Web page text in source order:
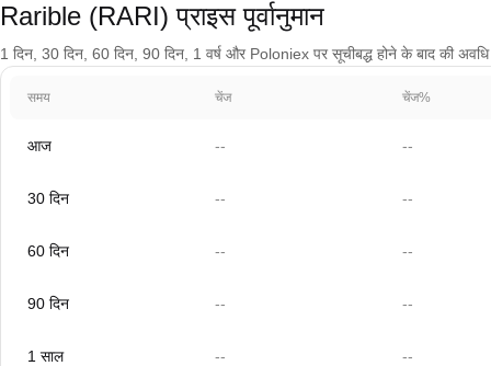
Rarible (RARI) प्राइस पूर्वानुमान
1 दिन, 30 दिन, 60 दिन, 90 दिन, 1 वर्ष और Poloniex पर सूचीबद्ध होने के बाद की
समय चेंज चेंज%
आज -- --
30 दिन -- --
60 दिन -- --
90 दिन -- --
1 साल -- --